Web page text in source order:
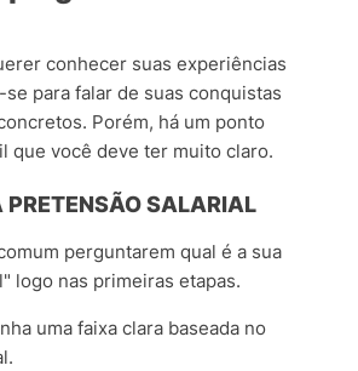
conhecer suas experiências
para falar de suas conquistas
Porém, há um ponto
que você deve ter muito claro.
PRETENSÃO SALARIAL
perguntarem qual é a sua
logo nas primeiras etapas.
uma faixa clara baseada no